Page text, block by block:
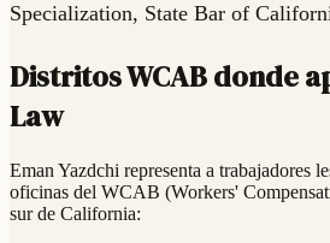
Specialization, State Bar of
Distritos WCAB donde
Law
Eman Yazdchi representa a trabajadores
oficinas del WCAB (Workers'
sur de California: